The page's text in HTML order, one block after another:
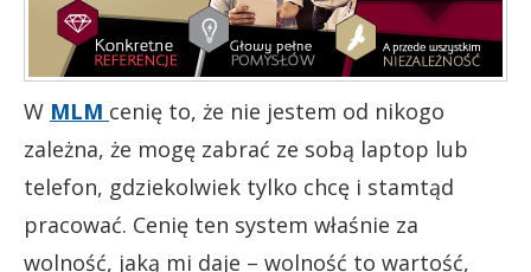
W MLM cenię to, że nie jestem od nikogo
zależna, że mogę zabrać ze sobą laptop lub
telefon, gdziekolwiek tylko chcę i stamtąd
pracować. Cenię ten system właśnie za
wolność, jaką mi daje – wolność to wartość,